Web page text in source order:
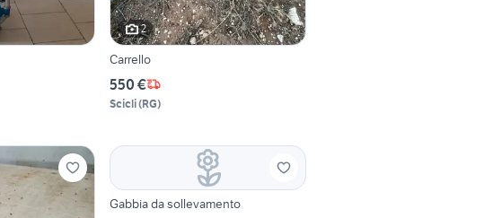
2
Carrello
550 €
Scicli(RG)
Gabbia da sollevamento